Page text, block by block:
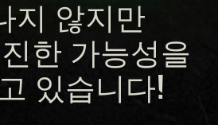
지 않지만
한 가능성을
있습니다!